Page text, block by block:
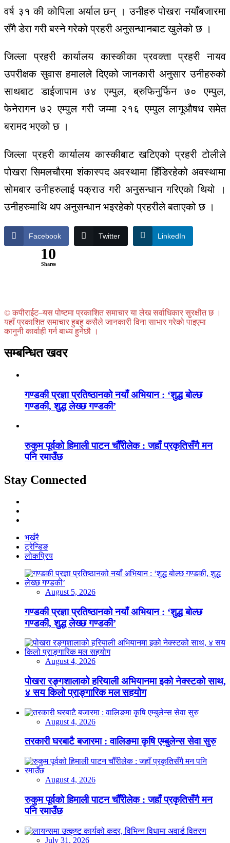
वर्ष ३१ की कोपिला अर्याल छन् । उनीहरु पोखरा नयाँबजारमा
सँगै डेरा गरी बस्ने गरेको प्रहरी अनुसन्धानबाट खुलेको छ ।
जिल्ला प्रहरी कार्यालय कास्कीका प्रवक्ता प्रहरी नायव
उपरीक्षक सुवास हमालले दिएको जानकारी अनुसार उनीहरुको
साथबाट डाईजापाम ७४ एम्पुल, ब्रुफिनुर्फिन ७० एम्पुल,
फेनेरागन ७२ एम्पुल गरी जम्मा २१६ एम्पुल लागूऔषध समेत
बरामद भएको छ ।
जिल्ला प्रहरी कार्यालय कास्कीबाट खटिएको प्रहरी टोलीले
पोखरा सिमलचौरमा शंकास्पद अवस्थामा हिँडिरहेको अवस्थामा
सोमबार उनीहरुलाई पक्राउ गरी अनुसन्धान गरिएको थियो ।
उनीहरुमाथि थप अनुसन्धान भइरहेको प्रहरीले बताएको छ ।
Facebook Twitter LinkedIn
10
Shares
© कपीराईट–यस पोष्टमा प्रकाशित समाचार या लेख सर्वाधिकार सुरक्षीत छ ।
यहाँ प्रकाशित समाचार हुबहु कसैले जानकारी विना साभार गरेको पाइएमा
कानुनी कार्वाही गर्न बाध्य हुनेछौ ।
सम्बन्धित खवर
गण्डकी प्रज्ञा प्रतिष्ठानको नयाँ अभियान : ‘शुद्ध बोल्छ
गण्डकी, शुद्ध लेख्छ गण्डकी’
रुकुम पूर्वको हिमाली पाटन चौँरीलेक : जहाँ प्रकृतिसँगै मन
पनि रमाउँछ
Stay Connected
भर्खरै
ट्रेन्डिङ
लोकप्रिय
August 5, 2026
गण्डकी प्रज्ञा प्रतिष्ठानको नयाँ अभियान : ‘शुद्ध बोल्छ
गण्डकी, शुद्ध लेख्छ गण्डकी’
August 4, 2026
पोखरा रङ्गशालाको हरियाली अभियानमा इको नेक्स्टको साथ,
४ सय किलो प्राङ्गारिक मल सहयोग
August 4, 2026
तरकारी घरबाटै बजारमा : वालिङमा कृषि एम्बुलेन्स सेवा सुरु
August 4, 2026
रुकुम पूर्वको हिमाली पाटन चौँरीलेक : जहाँ प्रकृतिसँगै मन
पनि रमाउँछ
July 31, 2026